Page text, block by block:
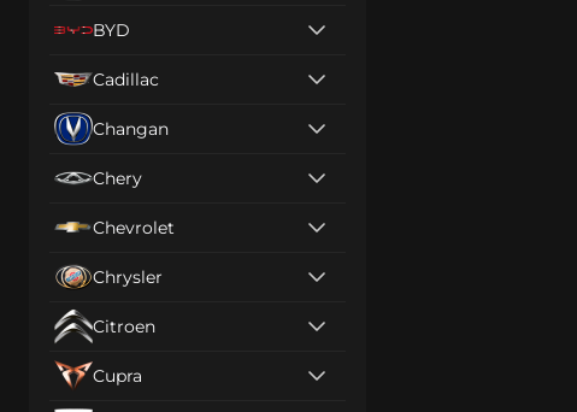
BYD
Cadillac
Changan
Chery
Chevrolet
Chrysler
Citroen
Cupra